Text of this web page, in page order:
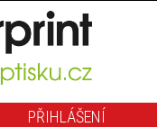
PŘIHLÁŠENÍ